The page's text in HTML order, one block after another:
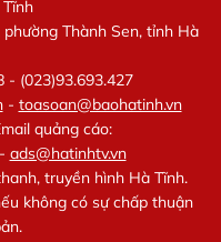
Thành Sen, tỉnh Hà
- (023)93.693.427
- toasoan@baohatinh.vn
quảng cáo:
ads@hatinhtv.vn
truyền hình Hà Tĩnh.
không có sự chấp thuận